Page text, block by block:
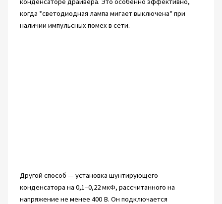
когда *светодиодная лампа мигает выключена* при
наличии импульсных помех в сети.
Другой способ — установка шунтирующего
конденсатора на 0,1–0,22 мкФ, рассчитанного на
напряжение не менее 400 В. Он подключается